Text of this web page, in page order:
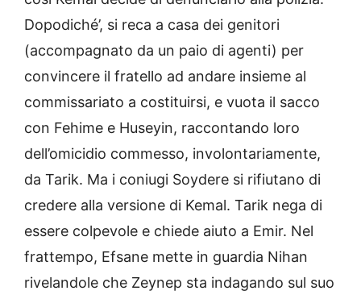
Dopodiché’, si reca a casa dei genitori
(accompagnato da un paio di agenti) per
convincere il fratello ad andare insieme al
commissariato a costituirsi, e vuota il sacco
con Fehime e Huseyin, raccontando loro
dell’omicidio commesso, involontariamente,
da Tarik. Ma i coniugi Soydere si rifiutano di
credere alla versione di Kemal. Tarik nega di
essere colpevole e chiede aiuto a Emir. Nel
frattempo, Efsane mette in guardia Nihan
rivelandole che Zeynep sta indagando sul suo